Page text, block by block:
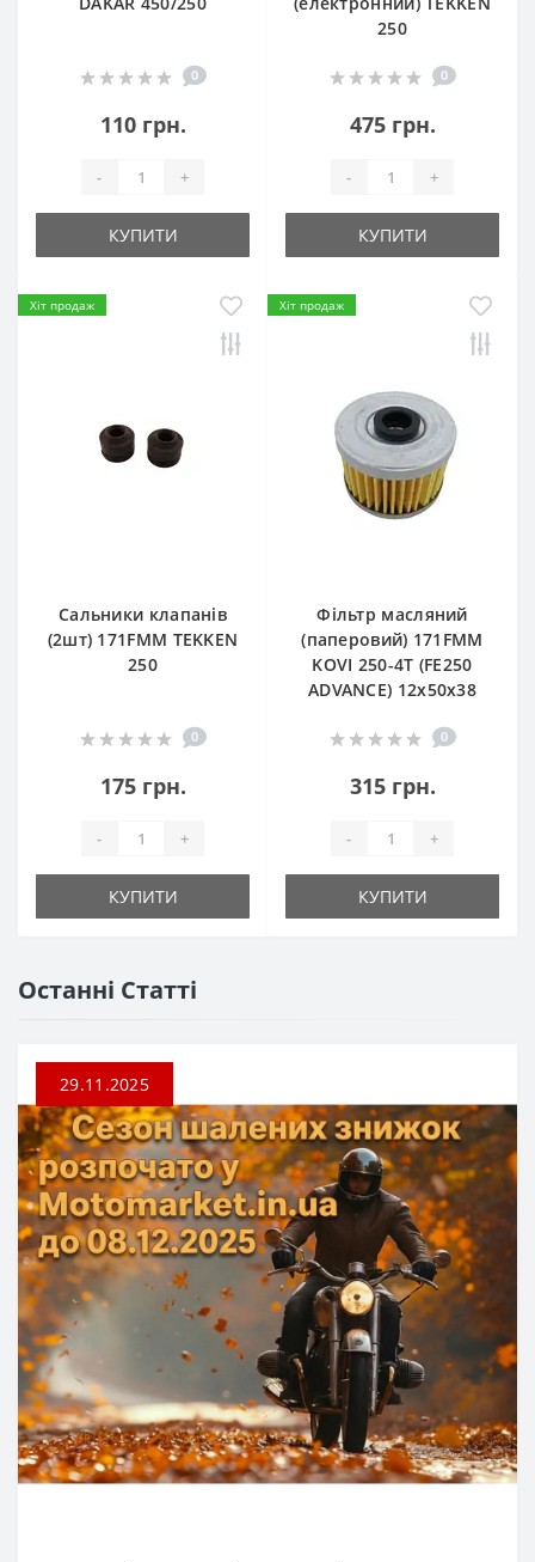
0
110 грн.
- +
КУПИТИ
250
0
475 грн.
- +
КУПИТИ
Хіт продаж
Сальники клапанів
(2шт) 171FMM TEKKEN
250
0
175 грн.
- +
КУПИТИ
Хіт продаж
Фільтр масляний
(паперовий) 171FMM
KOVI 250-4T (FE250
ADVANCE) 12х50х38
0
315 грн.
- +
КУПИТИ
Останні Статті
29.11.2025